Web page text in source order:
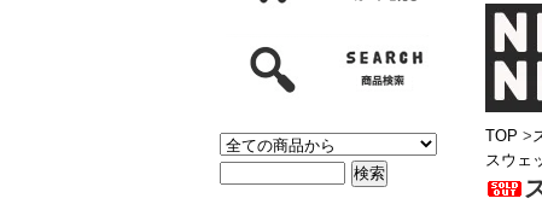
TOP >
スウェ